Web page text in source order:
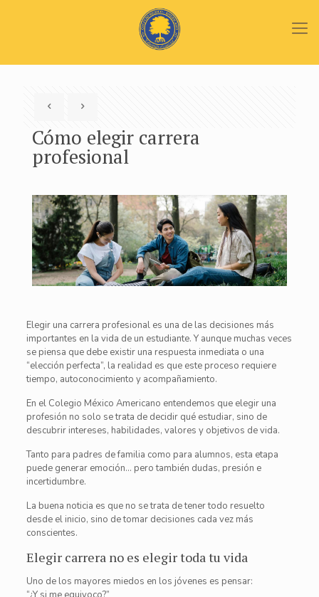
Cómo elegir carrera
profesional
Elegir una carrera profesional es una de las decisiones más
importantes en la vida de un estudiante. Y aunque muchas veces
se piensa que debe existir una respuesta inmediata o una
“elección perfecta”, la realidad es que este proceso requiere
tiempo, autoconocimiento y acompañamiento.
En el Colegio México Americano entendemos que elegir una
profesión no solo se trata de decidir qué estudiar, sino de
descubrir intereses, habilidades, valores y objetivos de vida.
Tanto para padres de familia como para alumnos, esta etapa
puede generar emoción… pero también dudas, presión e
incertidumbre.
La buena noticia es que no se trata de tener todo resuelto
desde el inicio, sino de tomar decisiones cada vez más
conscientes.
Elegir carrera no es elegir toda tu vida
Uno de los mayores miedos en los jóvenes es pensar: